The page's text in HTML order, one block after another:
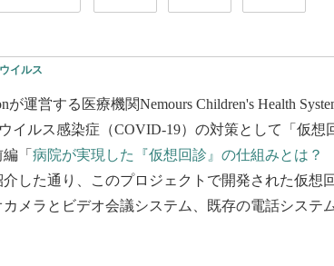
イルス
運営する医療機関Nemours Children's Health
イルス感染症（COVID-19）の対策として「仮想
「 病院が実現した『仮想回診』の仕組みとは？
介した通り、このプロジェクトで開発された仮想
メラとビデオ会議システム、既存の電話システ